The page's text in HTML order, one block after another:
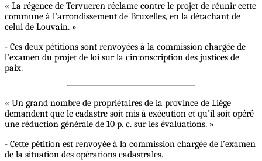
« La régence de Tervueren réclame contre le projet de réunir cette
commune à l’arrondissement de Bruxelles, en la détachant de
celui de Louvain. »
- Ces deux pétitions sont renvoyées à la commission chargée de
l’examen du projet de loi sur la circonscription des justices de
paix.
« Un grand nombre de propriétaires de la province de Liége
demandent que le cadastre soit mis à exécution et qu’il soit opéré
une réduction générale de 10 p. c. sur les évaluations. »
- Cette pétition est renvoyée à la commission chargée de l’examen
de la situation des opérations cadastrales.